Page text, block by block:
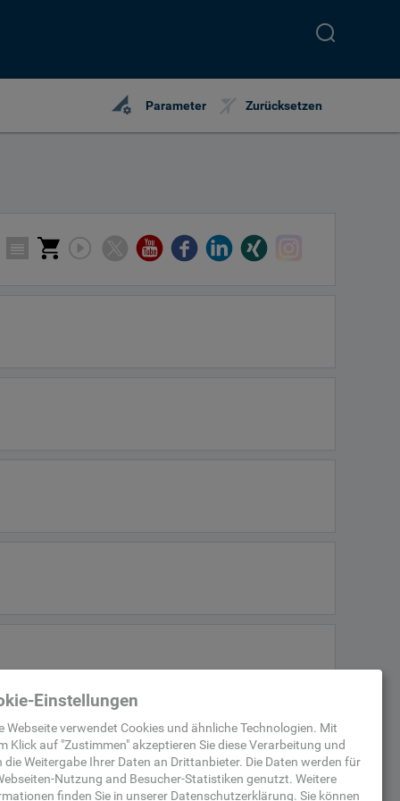
perm_data_setting Parameter Zurücksetzen
Einstellungen
Webseite verwendet Cookies und ähnliche Technologien. Mit
Klick auf "Zustimmen" akzeptieren Sie diese Verarbeitung und
die Weitergabe Ihrer Daten an Drittanbieter. Die Daten werden für
Nutzung and Besucher-Statistiken genutzt. Weitere
finden Sie in unserer Datenschutzerklärung. Sie können